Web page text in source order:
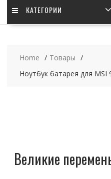
КАТЕГОРИИ
Home
Товары
Ноутбук батарея для MSI
Великие